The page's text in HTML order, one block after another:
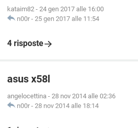
kataim82 - 24 gen 2017 alle 16:00
n00r - 25 gen 2017 alle 11:54
4 risposte
asus x58l
angelocettina - 28 nov 2014 alle 02:36
n00r - 28 nov 2014 alle 18:14